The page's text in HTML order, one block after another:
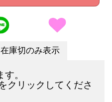
在庫切のみ表示
。
クリックしてくださ